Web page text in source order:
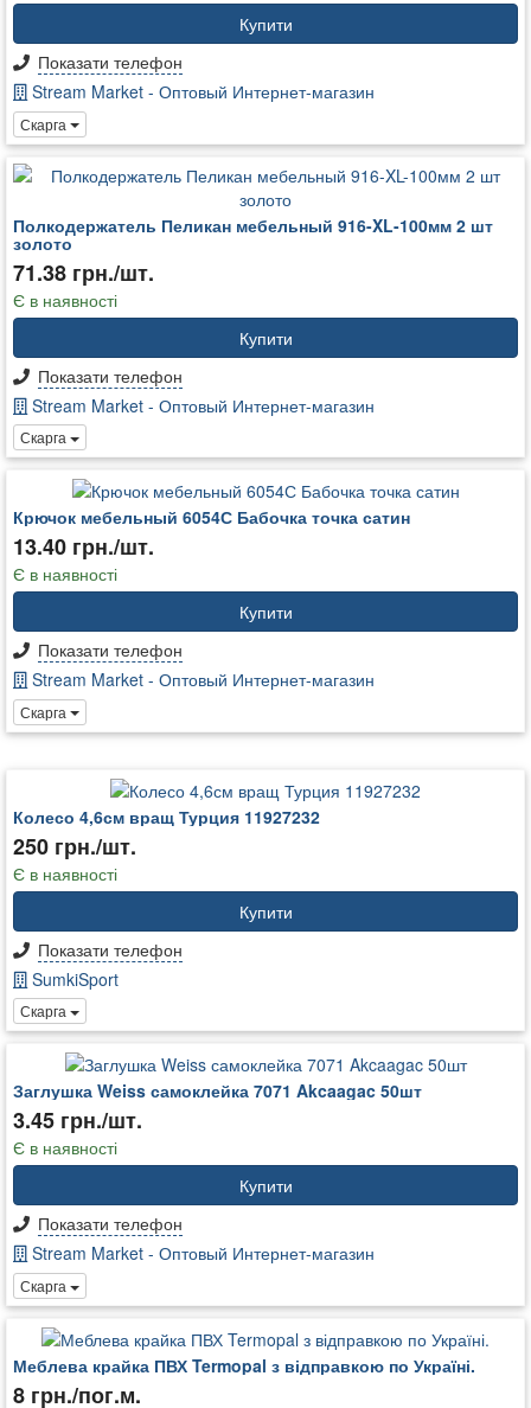
Купити
Показати телефон
Stream Market - Оптовый Интернет-магазин
Скарга
Полкодержатель Пеликан мебельный 916-XL-100мм 2 шт
золото
71.38 грн./шт.
Є в наявності
Купити
Показати телефон
Stream Market - Оптовый Интернет-магазин
Скарга
Крючок мебельный 6054С Бабочка точка сатин
13.40 грн./шт.
Є в наявності
Купити
Показати телефон
Stream Market - Оптовый Интернет-магазин
Скарга
Колесо 4,6см вращ Турция 11927232
250 грн./шт.
Є в наявності
Купити
Показати телефон
SumkiSport
Скарга
Заглушка Weiss самоклейка 7071 Akcaagac 50шт
3.45 грн./шт.
Є в наявності
Купити
Показати телефон
Stream Market - Оптовый Интернет-магазин
Скарга
Меблева крайка ПВХ Termopal з відправкою по Україні.
8 грн./пог.м.